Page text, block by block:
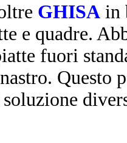
GHISA in
e quadre.
fuori
Questo
soluzione